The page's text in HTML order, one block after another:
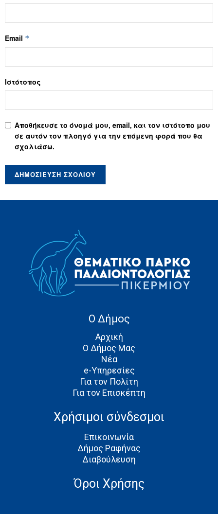
Email *
Ιστότοπος
Αποθήκευσε το όνομά μου, email, και τον ιστότοπο μου
σε αυτόν τον πλοηγό για την επόμενη φορά που θα
σχολιάσω.
Ο Δήμος
Αρχική
Ο Δήμος Μας
Νέα
e-Υπηρεσίες
Για τον Πολίτη
Για τον Επισκέπτη
Χρήσιμοι σύνδεσμοι
Επικοινωνία
Δήμος Ραφήνας
Διαβούλευση
Όροι Χρήσης